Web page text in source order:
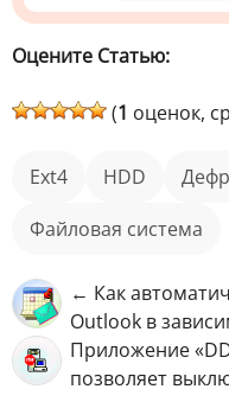
Оцените Статью:
(1 оценок,
Ext4 HDD
файловая система
← Как
Outlook в
Приложение
позволяет